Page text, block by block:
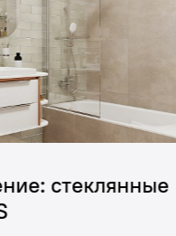
стеклянные